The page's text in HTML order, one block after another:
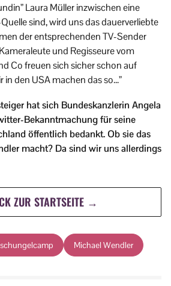
Laura Müller inzwischen eine
sind, wird uns das dauerverliebte
der entsprechenden TV-Sender
und Regisseure vom
Co freuen sich sicher schon auf
in den USA machen das so…”
hat sich Bundeskanzlerin Angela
Bekanntmachung für seine
öffentlich bedankt. Ob sie das
macht? Da sind wir uns allerdings
ZUR STARTSEITE →
Michael Wendler